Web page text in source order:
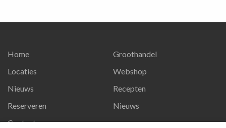
Home
Locaties
Nieuws
Reserveren
Contact
Groothandel
Webshop
Recepten
Nieuws